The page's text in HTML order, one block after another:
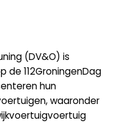
(DV&O) is
de 112GroningenDag
hun
waaronder